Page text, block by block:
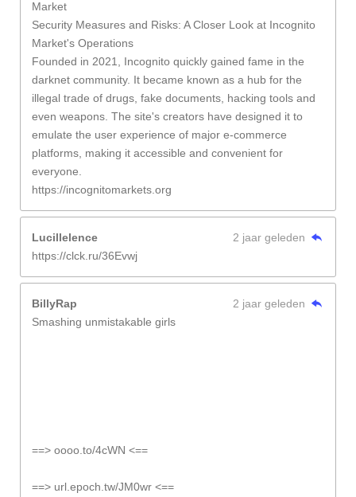
Market
Security Measures and Risks: A Closer Look at Incognito
Market's Operations
Founded in 2021, Incognito quickly gained fame in the
darknet community. It became known as a hub for the
illegal trade of drugs, fake documents, hacking tools and
even weapons. The site's creators have designed it to
emulate the user experience of major e-commerce
platforms, making it accessible and convenient for
everyone.
https://incognitomarkets.org
Lucillelence
2 jaar geleden
https://clck.ru/36Evwj
BillyRap
2 jaar geleden
Smashing unmistakable girls
==> oooo.to/4cWN <==
==> url.epoch.tw/JM0wr <==